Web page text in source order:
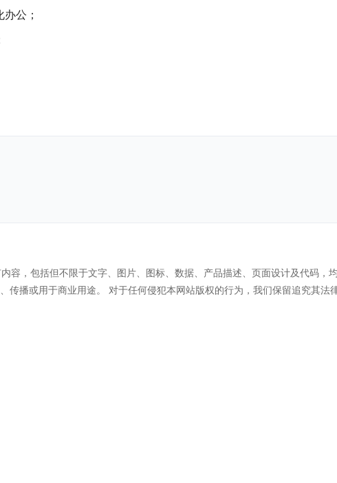
公；
，包括但不限于文字、图片、图标、数据、产品描述、页面设计及代码，
传播或用于商业用途。 对于任何侵犯本网站版权的行为，我们保留追究其